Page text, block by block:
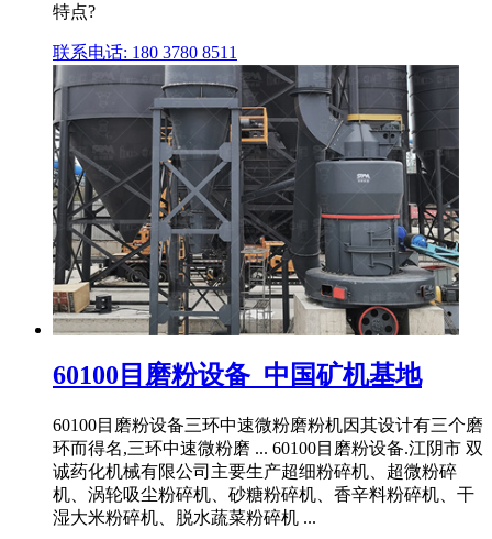
特点?
联系电话: 180 3780 8511
60100目磨粉设备_中国矿机基地
60100目磨粉设备三环中速微粉磨粉机因其设计有三个磨
环而得名,三环中速微粉磨 ... 60100目磨粉设备.江阴市 双
诚药化机械有限公司主要生产超细粉碎机、超微粉碎
机、涡轮吸尘粉碎机、砂糖粉碎机、香辛料粉碎机、干
湿大米粉碎机、脱水蔬菜粉碎机 ...